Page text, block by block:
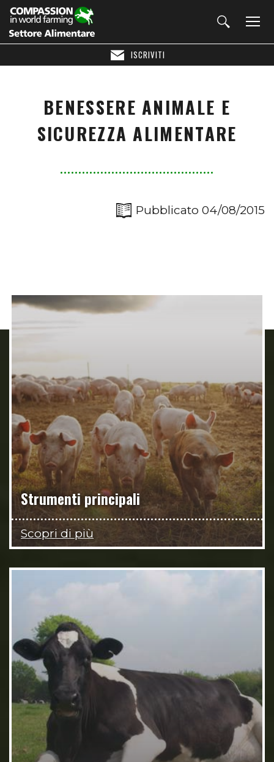
ISCRIVITI
BENESSERE ANIMALE E
SICUREZZA ALIMENTARE
Pubblicato 04/08/2015
Strumenti principali
Scopri di più